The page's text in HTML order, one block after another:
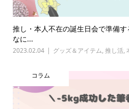
推し・本人不在の誕生日会で準備
なに...
2023.02.04 グッズ＆アイテム, 推し活,
コラム